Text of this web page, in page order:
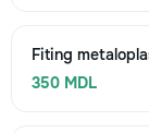
Fiting
350 MDL